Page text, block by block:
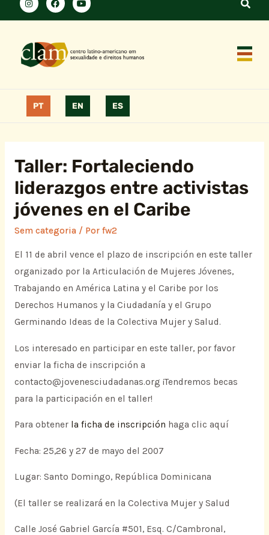
PT EN ES
Taller: Fortaleciendo
liderazgos entre activistas
jóvenes en el Caribe
Sem categoria/ Por fw2
El 11 de abril vence el plazo de inscripción en este taller
organizado por la Articulación de Mujeres Jóvenes,
Trabajando en América Latina y el Caribe por los
Derechos Humanos y la Ciudadanía y el Grupo
Germinando Ideas de la Colectiva Mujer y Salud.
Los interesado en participar en este taller, por favor
enviar la ficha de inscripción a
contacto@jovenesciudadanas.org ¡Tendremos becas
para la participación en el taller!
Para obtener la ficha de inscripción haga clic aquí
Fecha: 25,26 y 27 de mayo del 2007
Lugar: Santo Domingo, República Dominicana
(El taller se realizará en la Colectiva Mujer y Salud
Calle José Gabriel García #501, Esq. C/Cambronal,